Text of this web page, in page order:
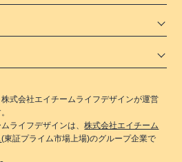
株式会社エイチームライフデザインが運営
ライフデザインは、株式会社エイチーム
(東証プライム市場上場)のグループ企業で